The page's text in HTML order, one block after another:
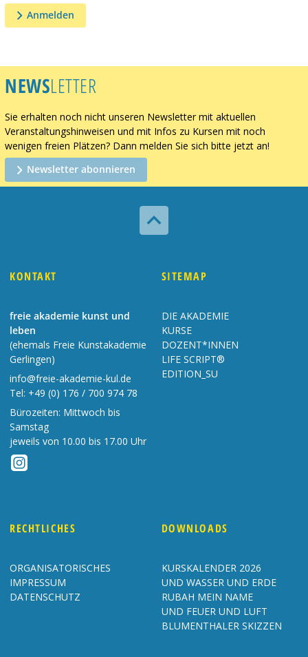
Anmelden
NEWSLETTER
Sie erhalten noch nicht unseren Newsletter mit aktuellen
Veranstaltungshinweisen und mit Infos zu Kursen mit noch
wenigen freien Plätzen? Dann melden Sie sich bitte jetzt an!
Newsletter abonnieren

KONTAKT
freie akademie kunst und
leben
(ehemals Freie Kunstakademie
Gerlingen)
info@freie-akademie-kul.de
Tel: +49 (0) 176 / 700 974 78
Bürozeiten: Mittwoch bis
Samstag
jeweils von 10.00 bis 17.00 Uhr
SITEMAP
DIE AKADEMIE
KURSE
DOZENT*INNEN
LIFE SCRIPT®
EDITION_SU
RECHTLICHES
ORGANISATORISCHES
IMPRESSUM
DATENSCHUTZ
DOWNLOADS
KURSKALENDER 2026
UND WASSER UND ERDE
RUBAH MEIN NAME
UND FEUER UND LUFT
BLUMENTHALER SKIZZEN